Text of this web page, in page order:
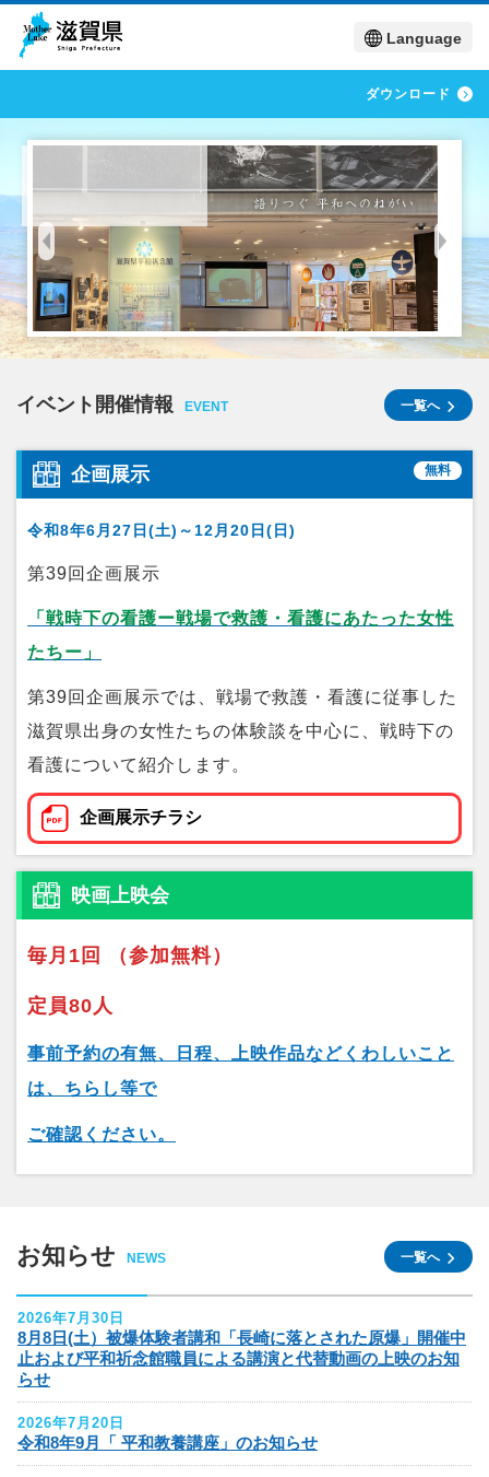
Language
ダウンロード
イベント 開催情報 EVENT 一覧へ
企画展示 無料
令和8年6月27日(土)～12月20日(日)
第39回企画展示
「戦時下の看護ー戦場で救護・看護にあたった女性
たちー」
第39回企画展示では、戦場で救護・看護に従事した
滋賀県出身の女性たちの体験談を中心に、戦時下の
看護について紹介します。
企画展示チラシ
映画上映会
毎月1回 （参加無料）
定員80人
事前予約の有無、日程、上映作品などくわしいこと
は、ちらし等で
ご確認ください。
お知らせ NEWS 一覧へ
2026年7月30日
8月8日(土）被爆体験者講和「長崎に落とされた原爆」開催中
止および平和祈念館職員による講演と代替動画の上映のお知
らせ
2026年7月20日
令和8年9月「 平和教養講座」のお知らせ